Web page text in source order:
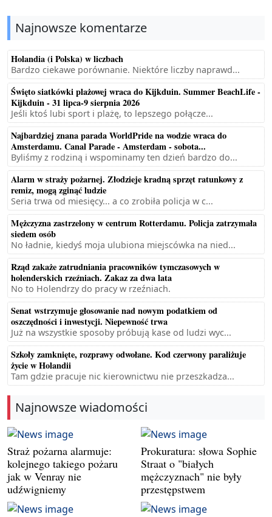
Najnowsze komentarze
Holandia (i Polska) w liczbach
Bardzo ciekawe porównanie. Niektóre liczby naprawd...
Święto siatkówki plażowej wraca do Kijkduin. Summer BeachLife -
Kijkduin - 31 lipca-9 sierpnia 2026
Jeśli ktoś lubi sport i plażę, to lepszego połącze...
Najbardziej znana parada WorldPride na wodzie wraca do
Amsterdamu. Canal Parade - Amsterdam - sobota...
Byliśmy z rodziną i wspominamy ten dzień bardzo do...
Alarm w straży pożarnej. Złodzieje kradną sprzęt ratunkowy z
remiz, mogą zginąć ludzie
Seria trwa od miesięcy... a co zrobiła policja w c...
Mężczyzna zastrzelony w centrum Rotterdamu. Policja zatrzymała
siedem osób
No ładnie, kiedyś moja ulubiona miejscówka na nied...
Rząd zakaże zatrudniania pracowników tymczasowych w
holenderskich rzeźniach. Zakaz za dwa lata
No to Holendrzy do pracy w rzeźniach.
Senat wstrzymuje głosowanie nad nowym podatkiem od
oszczędności i inwestycji. Niepewność trwa
Już na wszystkie sposoby próbują kase od ludzi wyc...
Szkoły zamknięte, rozprawy odwołane. Kod czerwony paraliżuje
życie w Holandii
Tam gdzie pracuje nic kierownictwu nie przeszkadza...
Najnowsze wiadomości
Straż pożarna alarmuje:
kolejnego takiego pożaru
jak w Venray nie
udźwigniemy
Prokuratura: słowa Sophie
Straat o "białych
mężczyznach" nie były
przestępstwem